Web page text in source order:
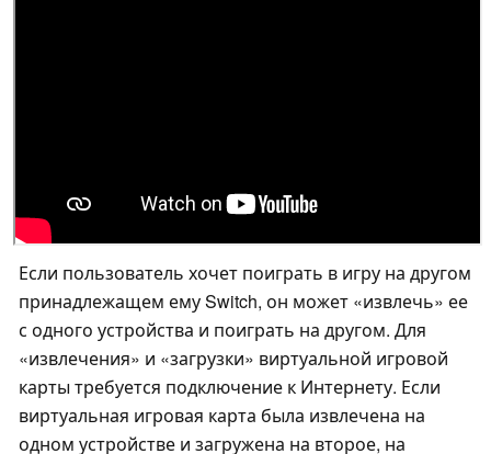
Если пользователь хочет поиграть в игру на другом
принадлежащем ему Switch, он может
извлечь
ее
с одного устройства и поиграть на другом. Для
извлечения
и загрузки
виртуальной игровой
карты требуется подключение к Интернету. Если
виртуальная игровая карта была извлечена на
одном устройстве и загружена на второе, на